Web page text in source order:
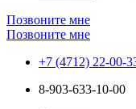
Позвоните мне
Позвоните мне
+7 (4712) 22-00-
8-903-633-10-00